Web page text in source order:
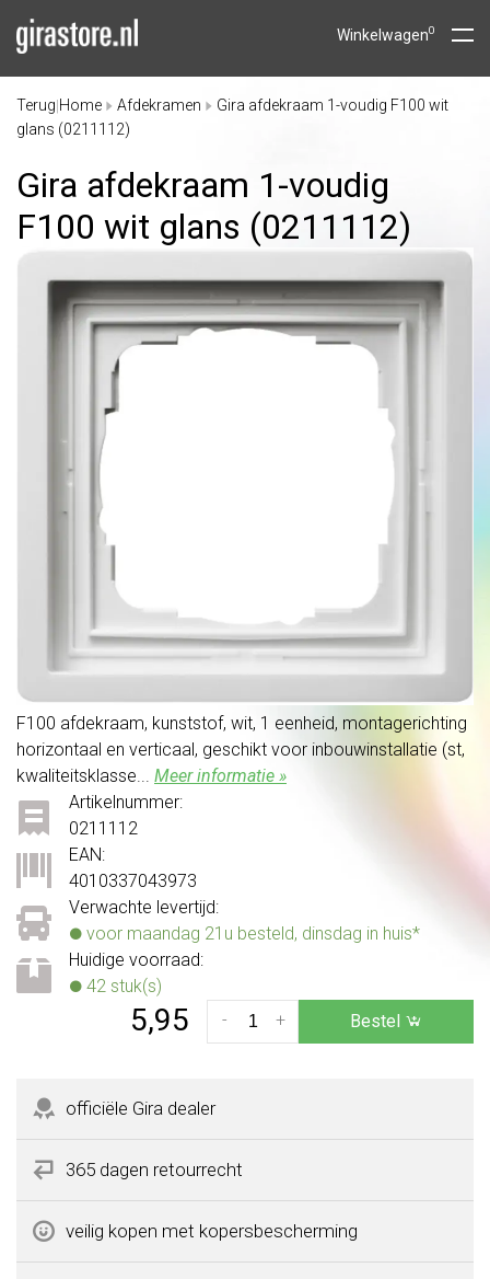
Winkelwagen0
Terug Home Afdekramen
Gira afdekraam 1-voudig F100 wit
glans (0211112)
Gira afdekraam 1-voudig
F100 wit glans (0211112)
F100 afdekraam, kunststof, wit, 1 eenheid, montagerichting
horizontaal en verticaal, geschikt voor inbouwinstallatie (st,
kwaliteitsklasse... Meer informatie »
Verwachte levertijd:
voor maandag 21u besteld, dinsdag in huis*
Huidige voorraad:
42 stuk(s)
Artikelnummer:
0211112
EAN:
4010337043973
5,95 +
- Bestel
officiële Gira dealer
365 dagen retourrecht
veilig kopen met kopersbescherming